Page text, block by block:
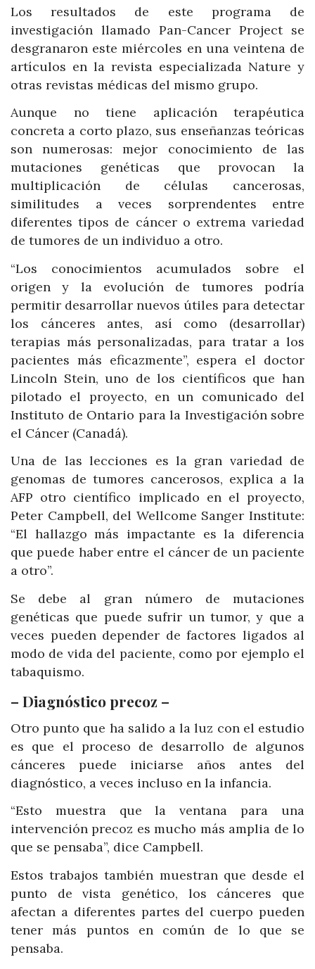
Los resultados de este programa de
investigación llamado Pan-Cancer Project se
desgranaron este miércoles en una veintena de
artículos en la revista especializada Nature y
otras revistas médicas del mismo grupo.
Aunque no tiene aplicación terapéutica
concreta a corto plazo, sus enseñanzas teóricas
son numerosas: mejor conocimiento de las
mutaciones genéticas que provocan la
multiplicación de células cancerosas,
similitudes a veces sorprendentes entre
diferentes tipos de cáncer o extrema variedad
de tumores de un individuo a otro.
“Los conocimientos acumulados sobre el
origen y la evolución de tumores podría
permitir desarrollar nuevos útiles para detectar
los cánceres antes, así como (desarrollar)
terapias más personalizadas, para tratar a los
pacientes más eficazmente”, espera el doctor
Lincoln Stein, uno de los científicos que han
pilotado el proyecto, en un comunicado del
Instituto de Ontario para la Investigación sobre
el Cáncer (Canadá).
Una de las lecciones es la gran variedad de
genomas de tumores cancerosos, explica a la
AFP otro científico implicado en el proyecto,
Peter Campbell, del Wellcome Sanger Institute:
“El hallazgo más impactante es la diferencia
que puede haber entre el cáncer de un paciente
a otro”.
Se debe al gran número de mutaciones
genéticas que puede sufrir un tumor, y que a
veces pueden depender de factores ligados al
modo de vida del paciente, como por ejemplo el
tabaquismo.
– Diagnóstico precoz –
Otro punto que ha salido a la luz con el estudio
es que el proceso de desarrollo de algunos
cánceres puede iniciarse años antes del
diagnóstico, a veces incluso en la infancia.
“Esto muestra que la ventana para una
intervención precoz es mucho más amplia de lo
que se pensaba”, dice Campbell.
Estos trabajos también muestran que desde el
punto de vista genético, los cánceres que
afectan a diferentes partes del cuerpo pueden
tener más puntos en común de lo que se
pensaba.